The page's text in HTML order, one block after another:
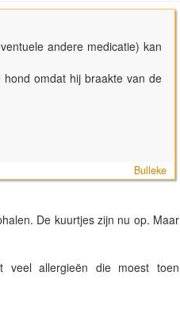
andere medicatie) kan
omdat hij braakte van de
Bulleke
De kuurtjes zijn nu op. Maar
allergieën die moest toen